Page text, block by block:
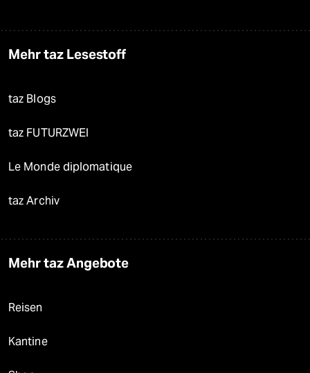
Mehr taz Lesestoff
taz Blogs
taz FUTURZWEI
Le Monde diplomatique
taz Archiv
Mehr taz Angebote
Reisen
Kantine